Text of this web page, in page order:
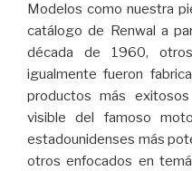
Modelos como nuestra
catálogo de Renwal a
década de 1960,
igualmente fueron
productos más
visible del famoso
estadounidenses más
otros enfocados en